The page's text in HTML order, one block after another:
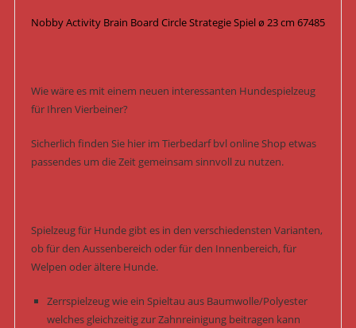
Nobby Activity Brain Board Circle Strategie Spiel ø 23 cm 67485
Wie wäre es mit einem neuen interessanten Hundespielzeug
für Ihren Vierbeiner?
Sicherlich finden Sie hier im Tierbedarf bvl online Shop etwas
passendes um die Zeit gemeinsam sinnvoll zu nutzen.
Spielzeug für Hunde gibt es in den verschiedensten Varianten,
ob für den Aussenbereich oder für den Innenbereich, für
Welpen oder ältere Hunde.
Zerrspielzeug wie ein Spieltau aus Baumwolle/Polyester
welches gleichzeitig zur Zahnreinigung beitragen kann